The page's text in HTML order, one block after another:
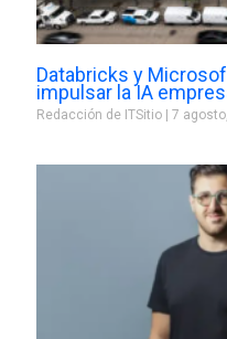
Databricks y
impulsar la IA
Redacción de ITSitio 7